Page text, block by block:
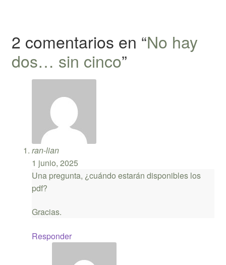
2 comentarios en “No hay
dos… sin cinco”
ran-lian
1 junio, 2025
Una pregunta, ¿cuándo estarán disponibles los
pdf?
Gracias.
Responder